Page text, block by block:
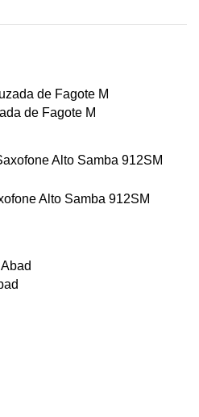
de Fagote M
Alto Samba 912SM